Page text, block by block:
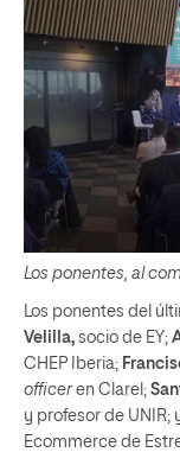
Los ponentes, al
Los ponentes del
Velilla, socio de EY;
CHEP Iberia;
officeren Clarel;
y profesor de UNIR;
Ecommerce de